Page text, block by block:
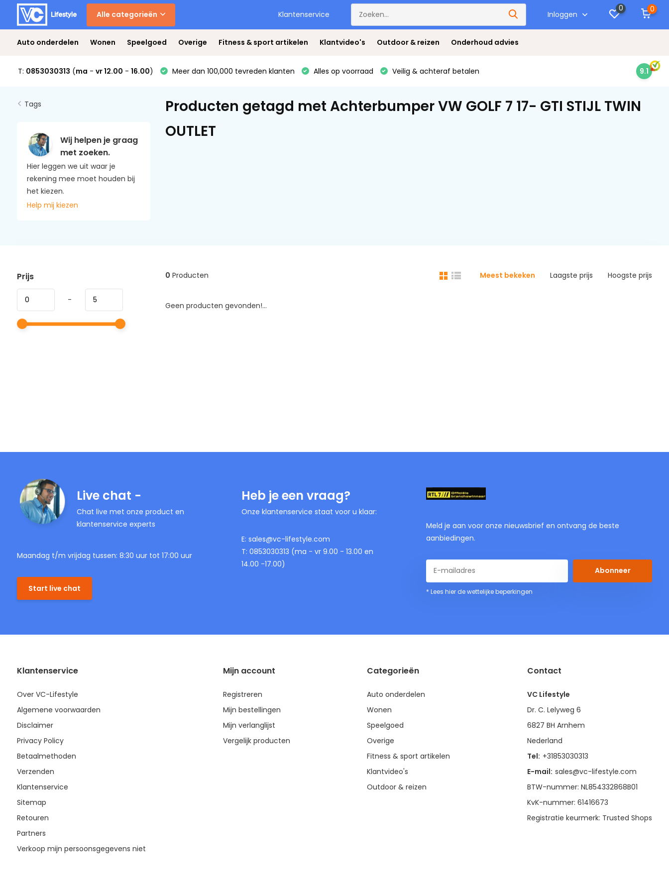
Alle categorieën Klantenservice Inloggen
0 0
Auto onderdelen Wonen Speelgoed Overige Fitness & sport artikelen Klantvideo's Outdoor & reizen Onderhoud advies
T: 0853030313 (ma - vr 12.00 - 16.00) Meer dan 100,000 tevreden klanten Alles op voorraad Veilig & achteraf betalen 9.1
Tags
Wij helpen je graag
met zoeken.
Hier leggen we uit waar je
rekening mee moet houden bij
het kiezen.
Help mij kiezen
Producten getagd met Achterbumper VW GOLF 7 17- GTI STIJL TWIN
OUTLET
Prijs
-
0 Producten Meest bekeken Laagste prijs Hoogste prijs
Geen producten gevonden!...
Live chat -
Chat live met onze product en
klantenservice experts
Maandag t/m vrijdag tussen: 8:30 uur tot 17:00 uur
Start live chat
Heb je een vraag?
Onze klantenservice staat voor u klaar:
E: sales@vc-lifestyle.com
T: 0853030313 (ma - vr 9.00 - 13.00 en
14.00 -17.00)
Meld je aan voor onze nieuwsbrief en ontvang de beste
aanbiedingen.
Abonneer
* Lees hier de wettelijke beperkingen
Klantenservice
Over VC-Lifestyle
Algemene voorwaarden
Disclaimer
Privacy Policy
Betaalmethoden
Verzenden
Klantenservice
Sitemap
Retouren
Partners
Verkoop mijn persoonsgegevens niet
Mijn account
Registreren
Mijn bestellingen
Mijn verlanglijst
Vergelijk producten
Categorieën
Auto onderdelen
Wonen
Speelgoed
Overige
Fitness & sport artikelen
Klantvideo's
Outdoor & reizen
Contact
VC Lifestyle
Dr. C. Lelyweg 6
6827 BH Arnhem
Nederland
Tel: +31853030313
E-mail: sales@vc-lifestyle.com
BTW-nummer: NL854332868B01
KvK-nummer: 61416673
Registratie keurmerk: Trusted Shops